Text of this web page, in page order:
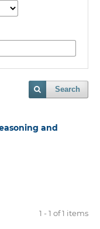
Search
and
1 - 1 of 1 items